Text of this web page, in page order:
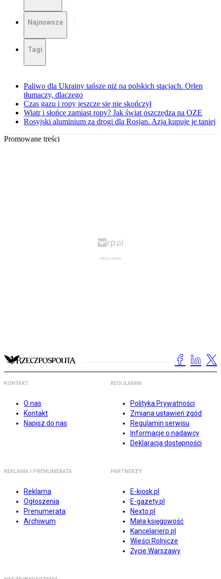
Najnowsze
Tagi
Paliwo dla Ukrainy tańsze niż na polskich stacjach. Orlen
tłumaczy, dlaczego
Czas gazu i ropy jeszcze się nie skończył
Wiatr i słońce zamiast ropy? Jak świat oszczędza na OZE
Rosyjski aluminium za drogi dla Rosjan. Azja kupuje je taniej
Promowane treści
KONTAKT
O nas
Kontakt
Napisz do nas
REGULAMIN
Polityka Prywatności
Zmiana ustawień zgód
Regulamin serwisu
Informacje o nadawcy
Deklaracja dostępności
REKLAMA I PRENUMERATA
Reklama
Ogłoszenia
Prenumerata
Archiwum
PARTNERZY
E-kiosk.pl
E-gazety.pl
Nexto.pl
Mała księgowość
Kancelarierp.pl
Wieści Rolnicze
Życie Warszawy